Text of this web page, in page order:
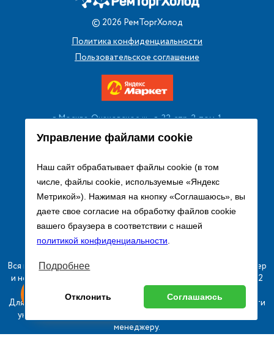
Управление файлами cookie
Наш сайт обрабатывает файлы cookie (в том
числе, файлы cookie, используемые «Яндекс
Метрикой»). Нажимая на кнопку «Соглашаюсь», вы
даете свое согласие на обработку файлов cookie
вашего браузера в соответствии с нашей
политикой конфиденциальности.
Подробнее
Отклонить Соглашаюсь
© 2026 РемТоргХолод
Политика конфиденциальности
Пользовательское соглашение
г. Москва, Очаковское ш., д. 32, стр. 2, пом. 1
+7 (495) 256 08 13
Заказать звонок
sales@remtorgholod.ru
Разработка и продвижение сайта
Вся информация на сайте о товарах носит справочный характер
и не является публичной офертой в соответствии с пунктом 2
статьи 437 ГК РФ.
Для получения подробной информации о наличии и стоимости
указанных товаров и (или) услуг, пожалуйста, обращайтесь к
менеджеру.
оборудование
Оставь заявку